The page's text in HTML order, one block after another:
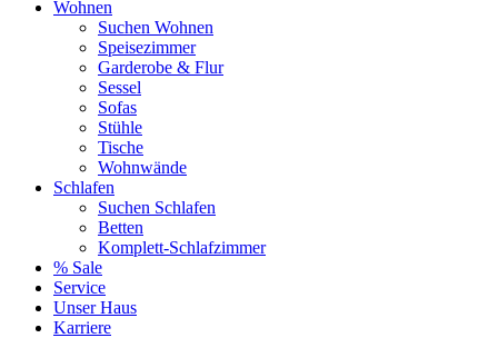
Wohnen
Suchen Wohnen
Speisezimmer
Garderobe & Flur
Sessel
Sofas
Stühle
Tische
Wohnwände
Schlafen
Suchen Schlafen
Betten
Komplett-Schlafzimmer
% Sale
Service
Unser Haus
Karriere